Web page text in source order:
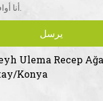
أنا أوافق على الشروط.
يرسل
Ulema Recep
Konya